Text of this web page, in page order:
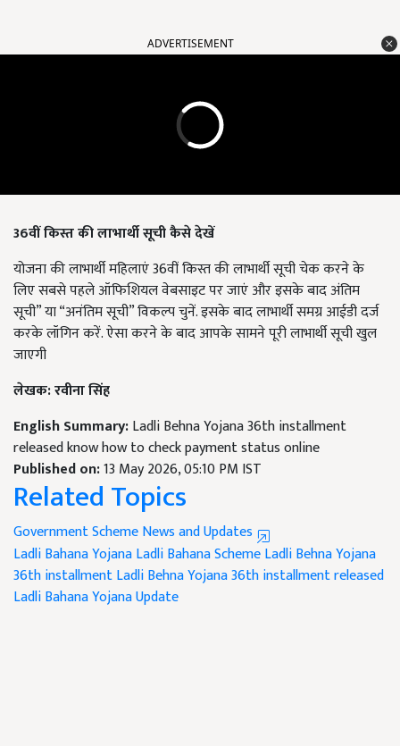
ADVERTISEMENT
36वीं किस्त की लाभार्थी सूची कैसे देखें
योजना की लाभार्थी महिलाएं 36वीं किस्त की लाभार्थी सूची चेक करने के
लिए सबसे पहले ऑफिशियल वेबसाइट पर जाएं और इसके बाद अंतिम
सूची” या “अनंतिम सूची” विकल्प चुनें. इसके बाद लाभार्थी समग्र आईडी दर्ज
करके लॉगिन करें. ऐसा करने के बाद आपके सामने पूरी लाभार्थी सूची खुल
जाएगी
लेखक: रवीना सिंह
English Summary:Ladli Behna Yojana 36th installment
released know how to check payment status online
Published on:13 May 2026, 05:10 PM IST
Related Topics
Government Scheme News and Updates
Ladli Bahana YojanaLadli Bahana SchemeLadli Behna Yojana
36th installmentLadli Behna Yojana 36th installment released
Ladli Bahana Yojana Update